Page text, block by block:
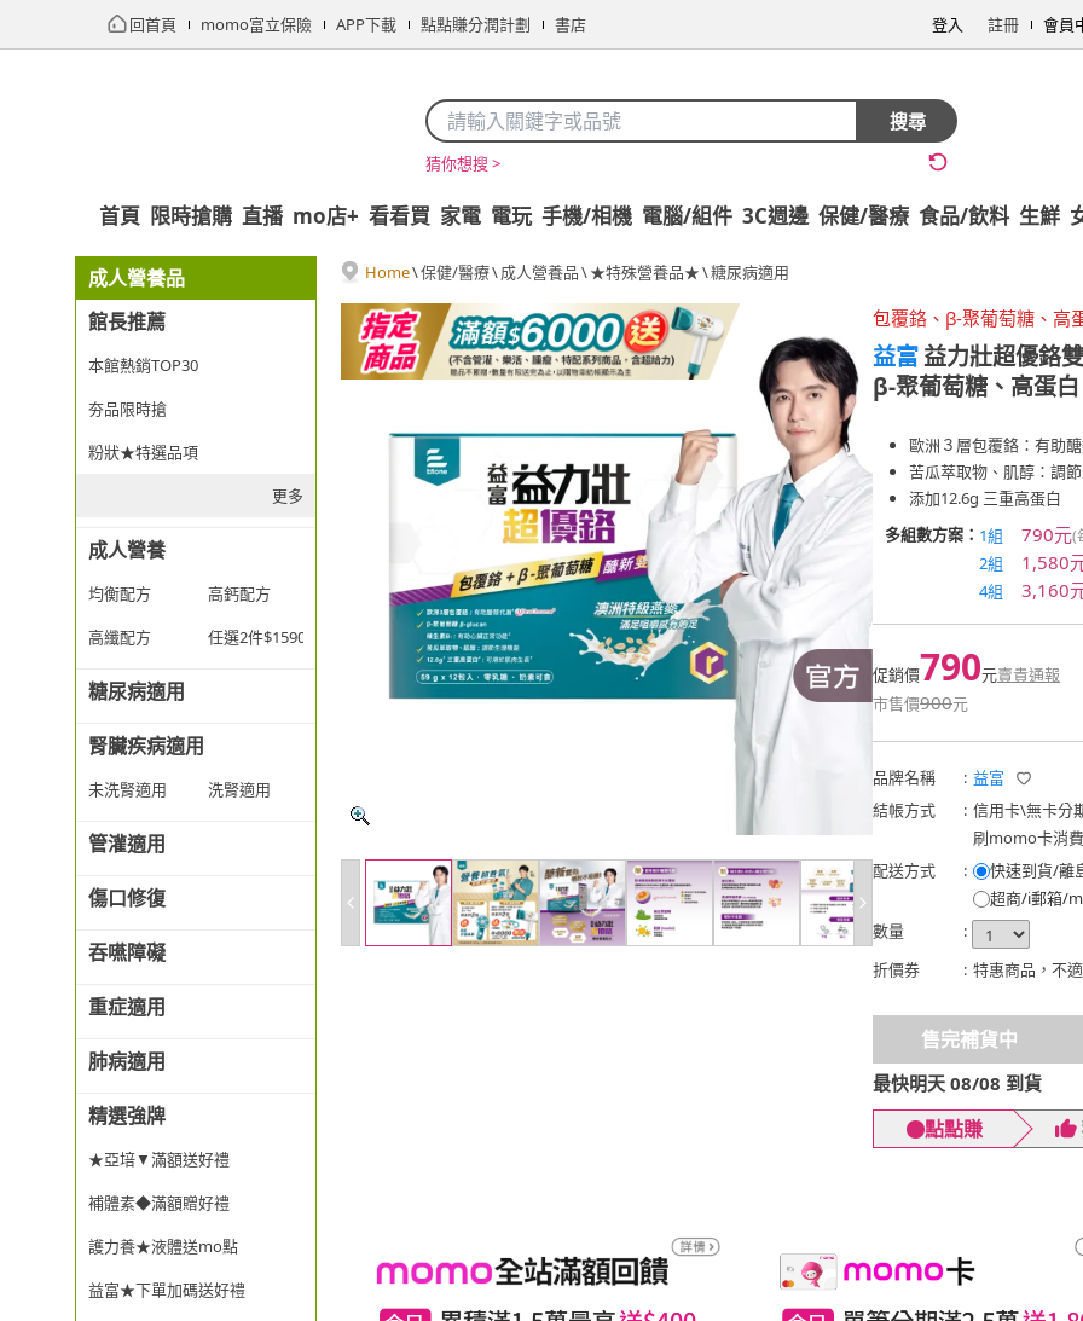
回首頁 momo富立保險 APP下載 點點賺分潤計劃 書店 登入 註冊 會員
搜尋
猜你想搜 >
首頁 限時搶購 直播 mo店+ 看看買 家電 電玩 手機/相機 電腦/組件 3C週邊 保健/醫療 食品/飲料 生鮮
成人營養品
館長推薦
本館熱銷TOP30
夯品限時搶
粉狀★特選品項
更多
成人營養
均衡配方
高鈣配方
高纖配方
任選2件$1590
糖尿病適用
腎臟疾病適用
未洗腎適用 洗腎適用
管灌適用
傷口修復
吞嚥障礙
重症適用
肺病適用
精選強牌
★亞培▼滿額送好禮
補體素◆滿額贈好禮
護力養★液體送mo點
益富★下單加碼送好禮
Home\保健/醫療\成人營養品\★特殊營養品★\糖尿病適用
包覆鉻、β-聚葡萄糖、高
益富益力壯超優鉻
β-聚葡萄糖、高蛋
歐洲３層包覆鉻：有助
苦瓜萃取物、肌醇：調
添加12.6g 三重高蛋白
多組數方案： 1組 790元(
2組
1,580
4組 3,160
促銷價790元賣貴通報
市售價900元
品牌名稱 : 益富
結帳方式
: 信用卡\無卡分
刷momo卡消
配送方式
:
快速到貨/離
超商/i郵箱/
數量
:
折價券
: 特惠商品，不
售完補貨中
最快明天 08/08 到貨
點點賺